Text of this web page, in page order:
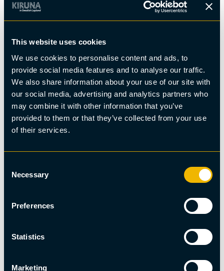
This website uses cookies
We use cookies to personalise content and ads, to
provide social media features and to analyse our traffic.
We also share information about your use of our site with
our social media, advertising and analytics partners who
may combine it with other information that you’ve
provided to them or that they’ve collected from your use
of their services.
Selection
Necessary
Preferences
Statistics
Marketing
Fotografering, Matupplevelse, Norrsken
Mobil fotoworkshop med norrsken och arktisk